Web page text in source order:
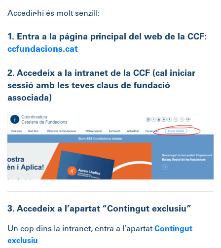
Accedir-hi és molt senzill:
1. Entra a la página principal del web de la CCF:
ccfundacions.cat
2. Accedeix a la intranet de la CCF (cal iniciar
sessió amb les teves claus de fundació
associada)
3. Accedeix a l’apartat “Contingut exclusiu”
Un cop dins la intranet, entra a l’apartat Contingut
exclusiu